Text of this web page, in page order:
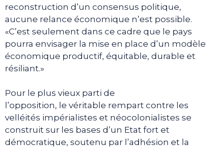
reconstruction d’un consensus politique,
aucune relance économique n’est possible.
«C’est seulement dans ce cadre que le pays
pourra envisager la mise en place d’un modèle
économique productif, équitable, durable et
résiliant.»
Pour le plus vieux parti de
l’opposition, le véritable rempart contre les
velléités impérialistes et néocolonialistes se
construit sur les bases d’un Etat fort et
démocratique, soutenu par l’adhésion et la